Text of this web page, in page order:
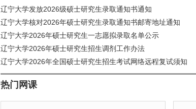
辽宁大学发放2026级硕士研究生录取通知书通知
辽宁大学核对2026年硕士研究生录取通知书邮寄地址通知
辽宁大学2026年硕士研究生一志愿拟录取名单公示
辽宁大学2026年硕士研究生招生调剂工作办法
辽宁大学2026年全国硕士研究生招生考试网络远程复试须知
热门网课